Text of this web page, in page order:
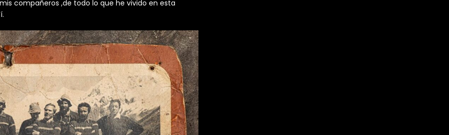
compañeros ,de todo lo que he vivido en esta